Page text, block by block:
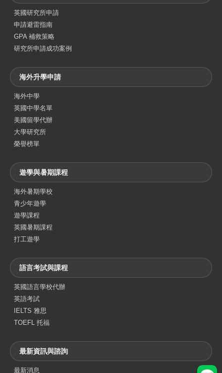
英國研究所申請
申請避雷指南
GPA 補救策略
研究所申請成功案例
海外升學申請
海外中學
英國中學名單
美國留學代辦
大學研究所
榮譽榜單
遊學與暑期課程
海外暑期學校
青少年遊學
遊學課程
英國暑期課程
打工遊學
語言考試與課程
英國語言學校代辦
英語考試
IELTS 雅思
TOEFL 托福
最新資訊與諮詢
最新消息